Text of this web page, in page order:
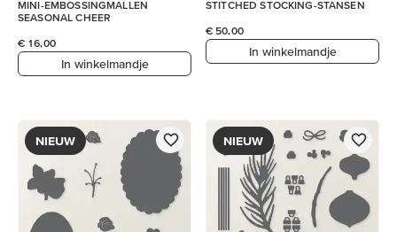
MINI-EMBOSSINGMALLEN
SEASONAL CHEER
€ 16,00
In winkelmandje
STITCHED STOCKING-STANSEN
€ 50,00
In winkelmandje
NIEUW NIEUW